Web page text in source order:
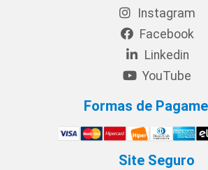
Instagram
Facebook
Linkedin
YouTube
Formas de
Site Seguro